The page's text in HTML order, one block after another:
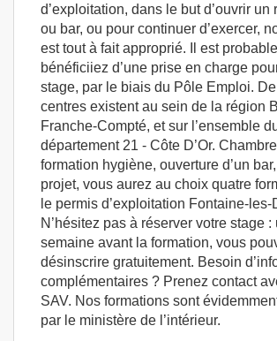
d’exploitation, dans le but d’ouvrir un
ou bar, ou pour continuer d’exercer,
est tout à fait approprié. Il est
bénéficiiez d’une prise en charge
stage, par le biais du Pôle Emploi.
centres existent au sein de la région
Franche-Compté, et sur l’ensemble
département 21 - Côte D’Or.
formation hygiène, ouverture d’un
projet, vous aurez au choix quatre
le permis d’exploitation Fontaine-les-
N’hésitez pas à réserver votre stage :
semaine avant la formation, vous
désinscrire gratuitement. Besoin
complémentaires ? Prenez contact
SAV. Nos formations sont
par le ministère de l’intérieur.